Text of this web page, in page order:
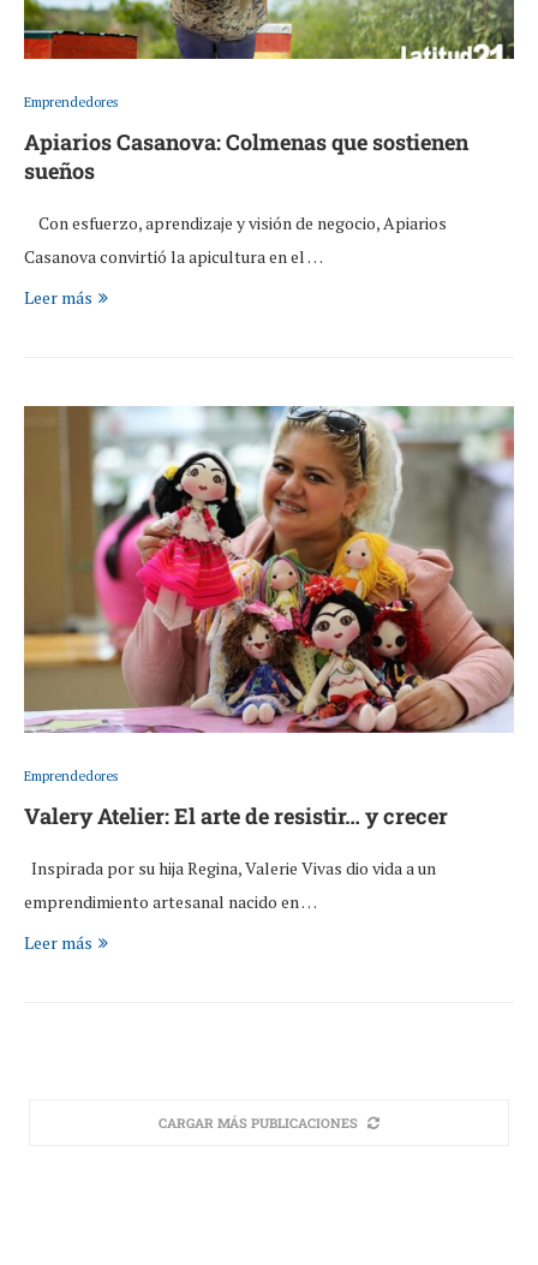
Emprendedores
Apiarios Casanova: Colmenas que sostienen
sueños
Con esfuerzo, aprendizaje y visión de negocio, Apiarios
Casanova convirtió la apicultura en el …
Leer más
Emprendedores
Valery Atelier: El arte de resistir… y crecer
Inspirada por su hija Regina, Valerie Vivas dio vida a un
emprendimiento artesanal nacido en …
Leer más
CARGAR MÁS PUBLICACIONES